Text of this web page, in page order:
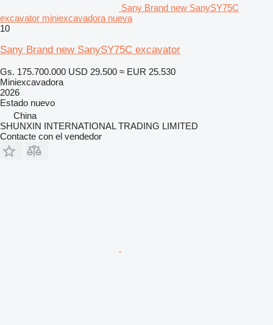
Sany Brand new SanySY75C
excavator miniexcavadora nueva
10
Sany Brand new SanySY75C excavator
Gs. 175.700.000 USD 29.500 ≈ EUR 25.530
Miniexcavadora
2026
Estado nuevo
China
SHUNXIN INTERNATIONAL TRADING LIMITED
Contacte con el vendedor